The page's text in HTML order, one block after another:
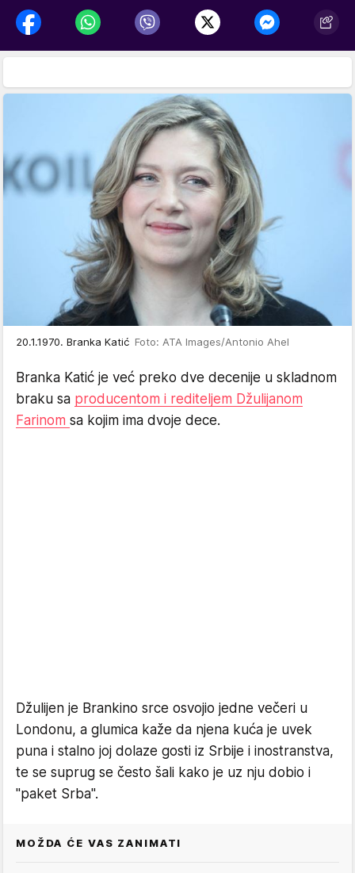
20.1.1970. Branka Katić Foto: ATA Images/Antonio Ahel
Branka Katić je već preko dve decenije u skladnom
braku sa producentom i rediteljem Džulijanom
Farinom sa kojim ima dvoje dece.
Džulijen je Brankino srce osvojio jedne večeri u
Londonu, a glumica kaže da njena kuća je uvek
puna i stalno joj dolaze gosti iz Srbije i inostranstva,
te se suprug se često šali kako je uz nju dobio i
"paket Srba".
MOŽDA ĆE VAS ZANIMATI